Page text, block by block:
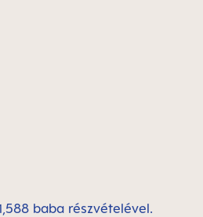
baba részvételével.